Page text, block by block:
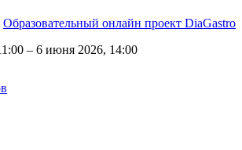
Образовательный онлайн проект DiaGastro
– 6 июня 2026, 14:00